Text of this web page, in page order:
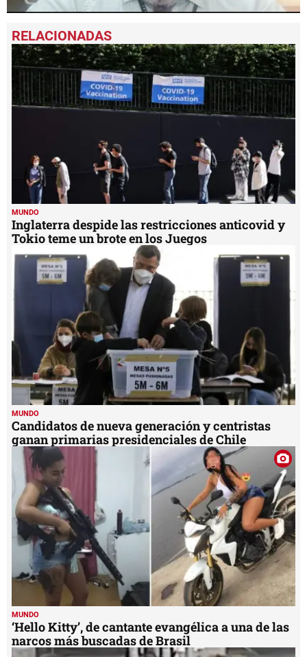
seconds
of
2
minutes,
seconds
MUNDO
Inglaterra despide las restricciones anticovid y
Tokio teme un brote en los Juegos
MUNDO
Candidatos de nueva generación y centristas
ganan primarias presidenciales de Chile
MUNDO
‘Hello Kitty’, de cantante evangélica a una de las
narcos más buscadas de Brasil